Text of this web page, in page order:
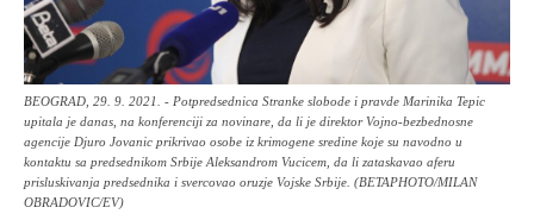
BEOGRAD, 29. 9. 2021. - Potpredsednica Stranke slobode i pravde Marinika Tepic
upitala je danas, na konferenciji za novinare, da li je direktor Vojno-bezbednosne
agencije Djuro Jovanic prikrivao osobe iz krimogene sredine koje su navodno u
kontaktu sa predsednikom Srbije Aleksandrom Vucicem, da li zataskavao aferu
prisluskivanja predsednika i svercovao oruzje Vojske Srbije. (BETAPHOTO/MILAN
OBRADOVIC/EV)